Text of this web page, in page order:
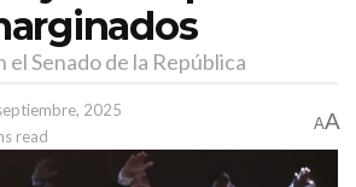
Senado de la República
2025
read
AA